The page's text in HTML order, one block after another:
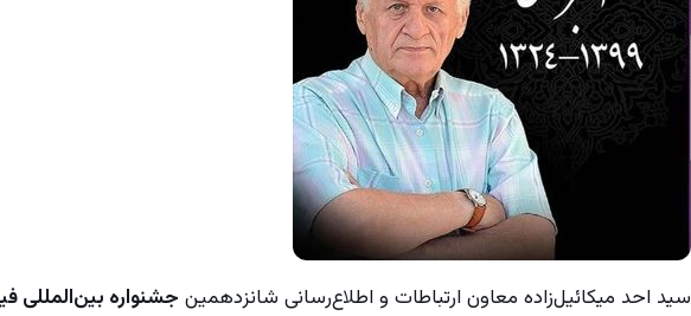
سید احد میکائیل‌‎زاده معاون ارتباطات و اطلاع‌رسانی شانزدهمین جشنواره بین‌المللی